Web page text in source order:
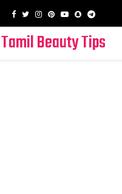
Facebook
TwitterInstagram
PinterestYoutube
SnapchatTelegram
Tamil Beauty Tips